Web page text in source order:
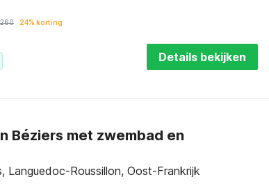
260 24% korting
Details bekijken
Béziers met zwembad en
Languedoc-Roussillon, Oost-Frankrijk